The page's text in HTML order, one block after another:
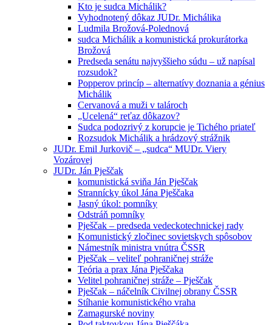
Kto je sudca Michálik?
Vyhodnotený dôkaz JUDr. Michálika
Ludmila Brožová-Polednová
sudca Michálik a komunistická prokurátorka
Brožová
Predseda senátu najvyššieho súdu – už napísal
rozsudok?
Popperov princíp – alternatívy doznania a génius
Michálik
Cervanová a muži v talároch
„Ucelená“ reťaz dôkazov?
Sudca podozrivý z korupcie je Tichého priateľ
Rozsudok Michálik a hrádzový strážnik
JUDr. Emil Jurkovič – „sudca“ MUDr. Viery
Vozárovej
JUDr. Ján Pješčak
komunistická sviňa Ján Pješčak
Strannícky úkol Jána Pješčaka
Jasný úkol: pomníky
Odstráň pomníky
Pješčak – predseda vedeckotechnickej rady
Komunistický zločinec sovietskych spôsobov
Námestník ministra vnútra ČSSR
Pješčak – veliteľ pohraničnej stráže
Teória a prax Jána Pješčaka
Velitel pohraničnej stráže – Pješčak
Pješčak – náčelník Civilnej obrany ČSSR
Stíhanie komunistického vraha
Zamagurské noviny